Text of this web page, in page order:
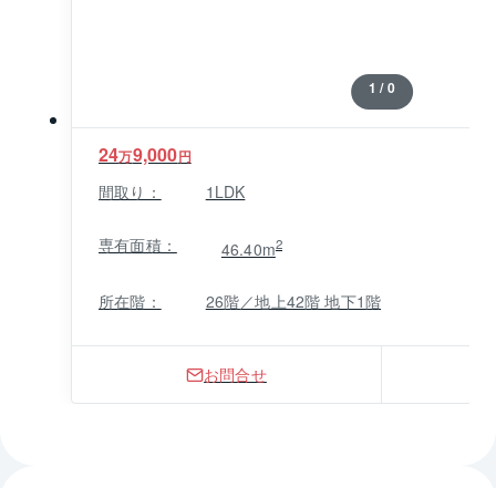
1 / 0
24万9,000円
間取り： 1LDK
専有面積： 46.40m2
所在階： 26階／地上42階 地下1階
お問合せ